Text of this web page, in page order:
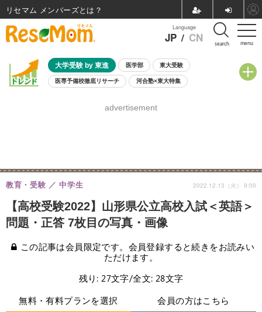
menu
Language
JP / CN search
大学受験 by 東進 医学部 東大受験
医専予備校徹底リサーチ 河合塾×東大特集
8月開催学校説明会・相談会
advertisement
【高校受験2022】山形県公立高校入試＜英語＞
問題・正答 7枚目の写真・画像
教育・受験 中学生 2022.12.13（火） 9:00
この記事は会員限定です。会員登録すると続きをお読みい
ただけます。
残り: 27文字/全文: 28文字
無料・有料プランを選択
会員の方はこちら
リセマム メンバーズ